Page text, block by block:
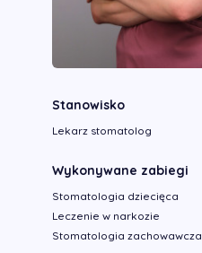
Stanowisko
Lekarz stomatolog
Wykonywane zabiegi
Stomatologia dziecięca
Leczenie w narkozie
Stomatologia zachowawcza